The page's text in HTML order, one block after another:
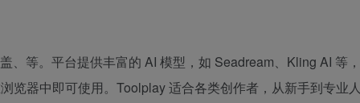
等。平台提供丰富的 AI 模型，如 Seadream、Kling AI 等，
览器中即可使用。Toolplay 适合各类创作者，从新手到专业人